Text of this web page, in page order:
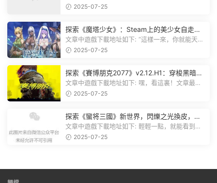
遊戲資源分享群，就點文章最後那...
2025-07-25
探索《魔塔少女》：Steam上的美少女自走
棋，戰鬥與策略的雙重盛宴！
文章中遊戲下載地址如下: “這樣一來，你就能天天
2025-07-25
探索《賽博朋克2077》v2.12.H1：穿梭黑暗都
市，感受未來世界的震撼
文章中遊戲下載地址如下: 嘿，看這裏！文章最後
有個圖片，點一下就能加入我們的...
2025-07-25
探索《蠻将三國》新世界，閃爍之光換皮，共
赴手遊盛宴！
文章中遊戲下載地址如下: 輕輕一點，就能看到原
文。 滑動一下屏幕，就能看到...
2025-07-25